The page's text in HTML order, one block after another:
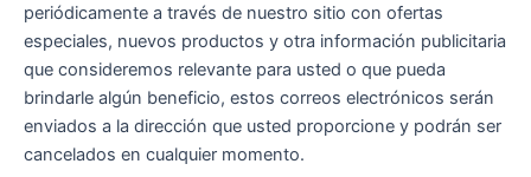
periódicamente a través de nuestro sitio con ofertas
especiales, nuevos productos y otra información publicitaria
que consideremos relevante para usted o que pueda
brindarle algún beneficio, estos correos electrónicos serán
enviados a la dirección que usted proporcione y podrán ser
cancelados en cualquier momento.